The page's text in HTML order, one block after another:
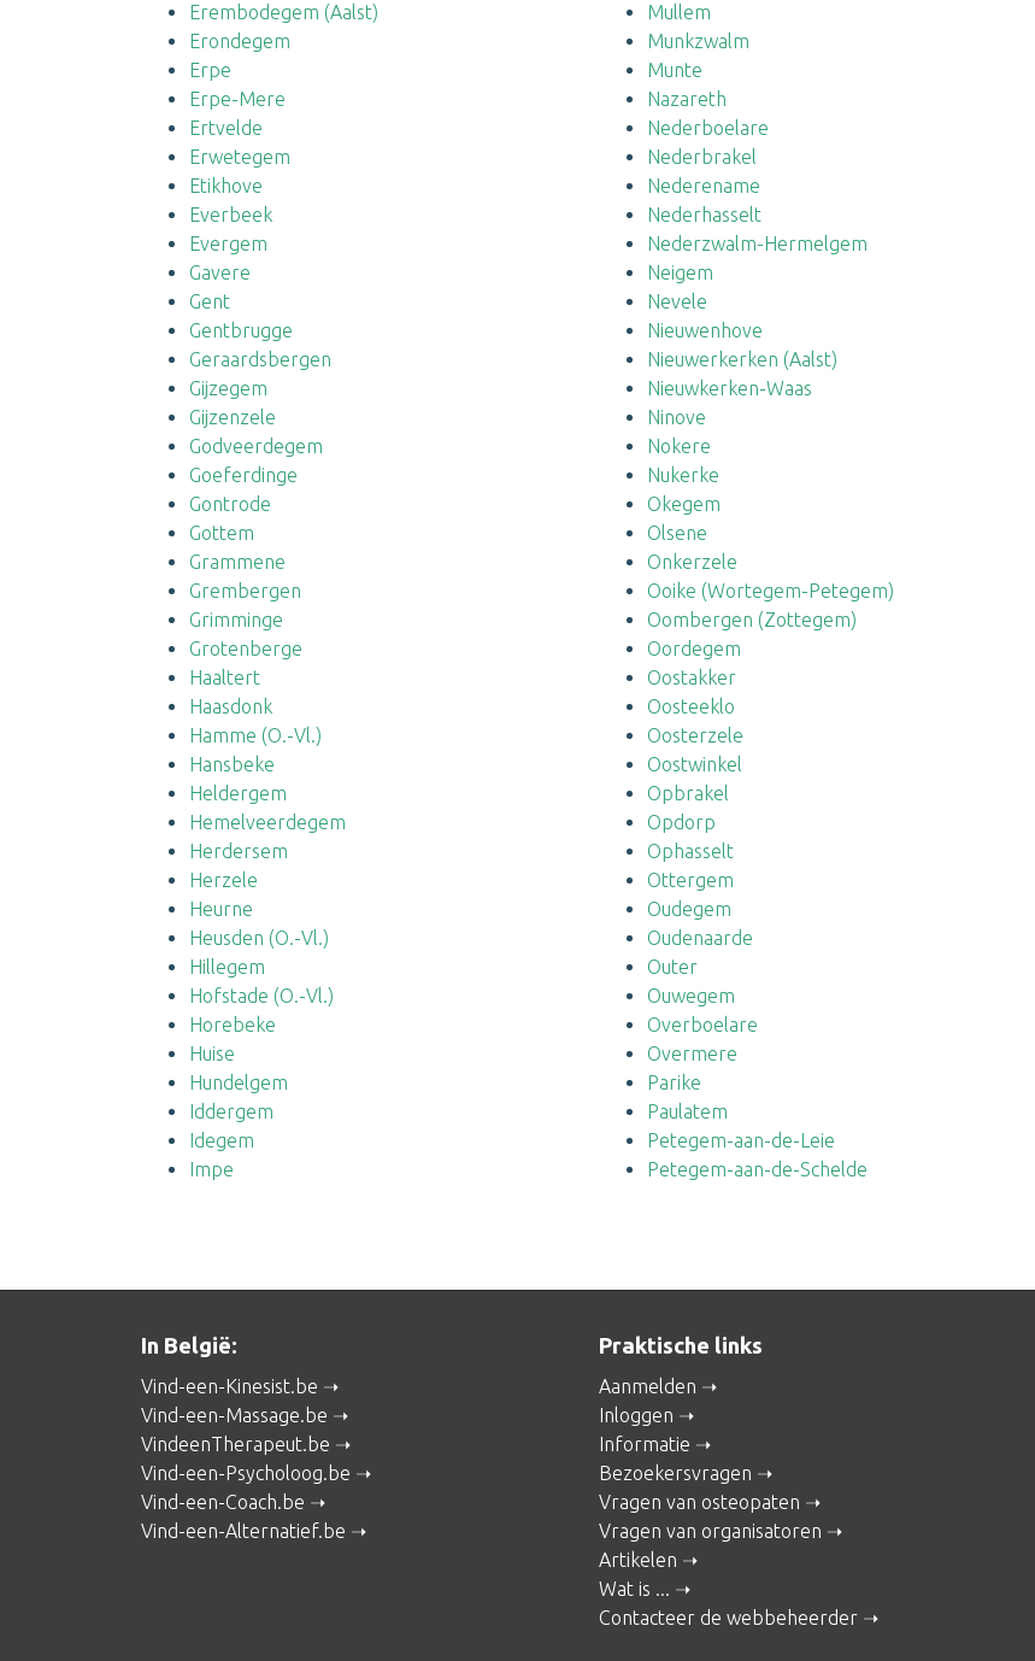
Erembodegem (Aalst)
Erondegem
Erpe
Erpe-Mere
Ertvelde
Erwetegem
Etikhove
Everbeek
Evergem
Gavere
Gent
Gentbrugge
Geraardsbergen
Gijzegem
Gijzenzele
Godveerdegem
Goeferdinge
Gontrode
Gottem
Grammene
Grembergen
Grimminge
Grotenberge
Haaltert
Haasdonk
Hamme (O.-Vl.)
Hansbeke
Heldergem
Hemelveerdegem
Herdersem
Herzele
Heurne
Heusden (O.-Vl.)
Hillegem
Hofstade (O.-Vl.)
Horebeke
Huise
Hundelgem
Iddergem
Idegem
Impe
Mullem
Munkzwalm
Munte
Nazareth
Nederboelare
Nederbrakel
Nederename
Nederhasselt
Nederzwalm-Hermelgem
Neigem
Nevele
Nieuwenhove
Nieuwerkerken (Aalst)
Nieuwkerken-Waas
Ninove
Nokere
Nukerke
Okegem
Olsene
Onkerzele
Ooike (Wortegem-Petegem)
Oombergen (Zottegem)
Oordegem
Oostakker
Oosteeklo
Oosterzele
Oostwinkel
Opbrakel
Opdorp
Ophasselt
Ottergem
Oudegem
Oudenaarde
Outer
Ouwegem
Overboelare
Overmere
Parike
Paulatem
Petegem-aan-de-Leie
Petegem-aan-de-Schelde
In België:
Vind-een-Kinesist.be
Vind-een-Massage.be
VindeenTherapeut.be
Vind-een-Psycholoog.be
Vind-een-Coach.be
Vind-een-Alternatief.be
Praktische links
Aanmelden
Inloggen
Informatie
Bezoekersvragen
Vragen van osteopaten
Vragen van organisatoren
Artikelen
Wat is ...
Contacteer de webbeheerder